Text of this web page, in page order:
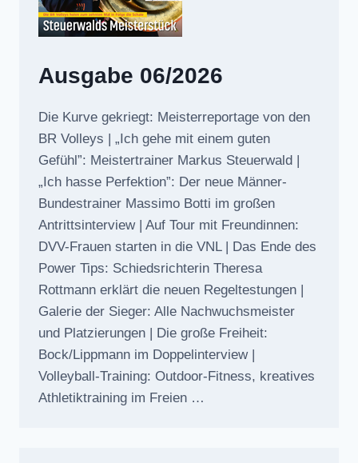
Ausgabe 06/2026
Die Kurve gekriegt: Meisterreportage von den
BR Volleys | „Ich gehe mit einem guten
Gefühl”: Meistertrainer Markus Steuerwald |
„Ich hasse Perfektion”: Der neue Männer-
Bundestrainer Massimo Botti im großen
Antrittsinterview | Auf Tour mit Freundinnen:
DVV-Frauen starten in die VNL | Das Ende des
Power Tips: Schiedsrichterin Theresa
Rottmann erklärt die neuen Regeltestungen |
Galerie der Sieger: Alle Nachwuchsmeister
und Platzierungen | Die große Freiheit:
Bock/Lippmann im Doppelinterview |
Volleyball-Training: Outdoor-Fitness, kreatives
Athletiktraining im Freien …